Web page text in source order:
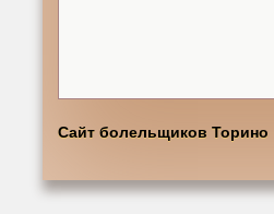
Сайт болельщиков Торино